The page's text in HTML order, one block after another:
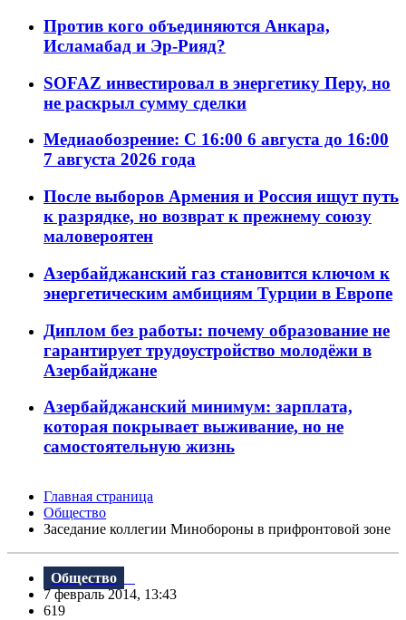
Против кого объединяются Анкара,
Исламабад и Эр-Рияд?
SOFAZ инвестировал в энергетику Перу, но
не раскрыл сумму сделки
Медиаобозрение: С 16:00 6 августа до 16:00
7 августа 2026 года
После выборов Армения и Россия ищут путь
к разрядке, но возврат к прежнему союзу
маловероятен
Азербайджанский газ становится ключом к
энергетическим амбициям Турции в Европе
Диплом без работы: почему образование не
гарантирует трудоустройство молодёжи в
Азербайджане
Азербайджанский минимум: зарплата,
которая покрывает выживание, но не
самостоятельную жизнь
Главная страница
Общество
Заседание коллегии Минобороны в прифронтовой зоне
Общество
7 февраль 2014, 13:43
619